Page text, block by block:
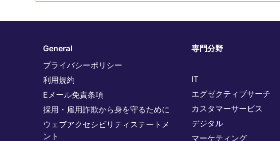
General
プライバシーポリシー
利用規約
Eメール免責条項
採用・雇用詐欺から身を守るために
ウェブアクセシビリティステートメ
ント
専門分野
IT
エグゼクティブサーチ
カスタマーサービス
デジタル
マーケティング